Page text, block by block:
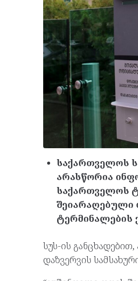
საქართველოს
არასწორია
საქართველოს
შეიარაღებული
ტერმინალების
სუს-ის
დაზვერვის